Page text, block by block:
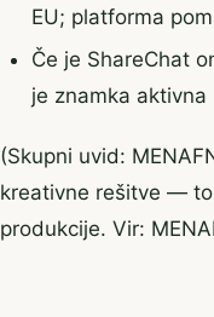
EU; platforma
Če je ShareChat
je znamka
(Skupni uvid:
kreativne rešitve —
produkcije. Vir: